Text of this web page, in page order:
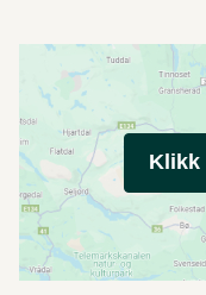
Klikk